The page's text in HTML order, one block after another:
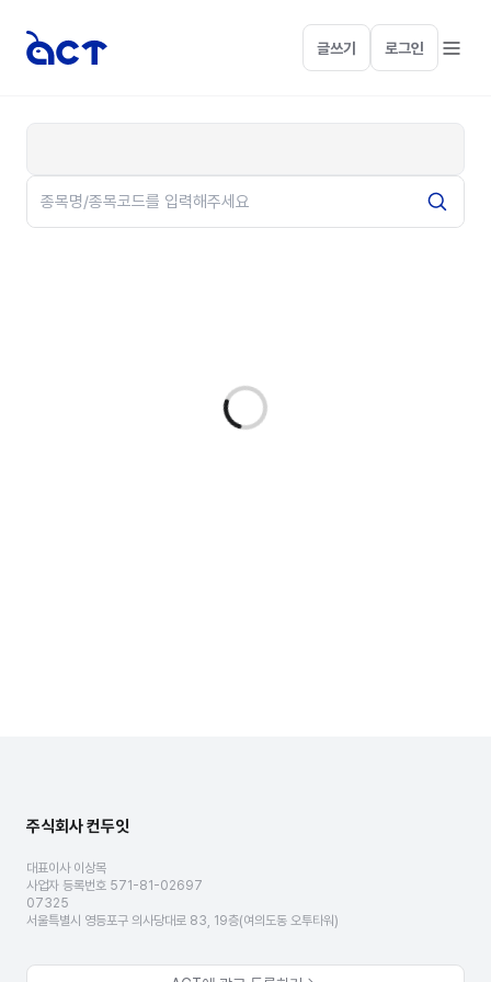
글쓰기 로그인
주식회사 컨두잇
대표이사 이상목
사업자 등록번호 571-81-02697
07325
서울특별시 영등포구 의사당대로 83, 19층(여의도동 오투타워)